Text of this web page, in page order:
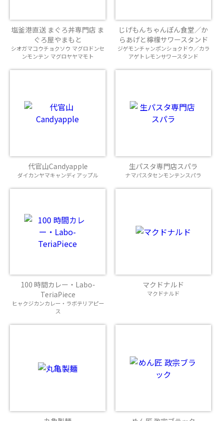
塩釜港直送 まぐろ丼専門店 ま
ぐろ屋やまもと
シオガマコウチョクソウ マグロドンセ
ンモンテン マグロヤヤマモト
じげもんちゃんぽん食堂／か
らあげと檸檬サワースタンド
ジゲモンチャンポンショクドウ／カラ
アゲトレモンサワースタンド
代官山Candyapple
ダイカンヤマキャンディアップル
生パスタ専門店スパラ
ナマパスタセンモンテンスパラ
100 時間カレー・Labo-
TeriaPiece
ヒャクジカンカレー・ラボテリアピー
ス
マクドナルド
マクドナルド